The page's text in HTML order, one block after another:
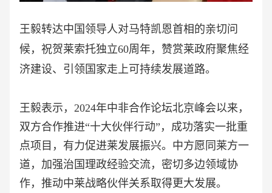
王毅转达中国领导人对马特凯恩首相的亲切问
候，祝贺莱索托独立60周年，赞赏莱政府聚焦经
济建设、引领国家走上可持续发展道路。
王毅表示，2024年中非合作论坛北京峰会以来，
双方合作推进“十大伙伴行动”，成功落实一批重
点项目，有力促进莱发展振兴。中方愿同莱方一
道，加强治国理政经验交流，密切多边领域协
作，推动中莱战略伙伴关系取得更大发展。